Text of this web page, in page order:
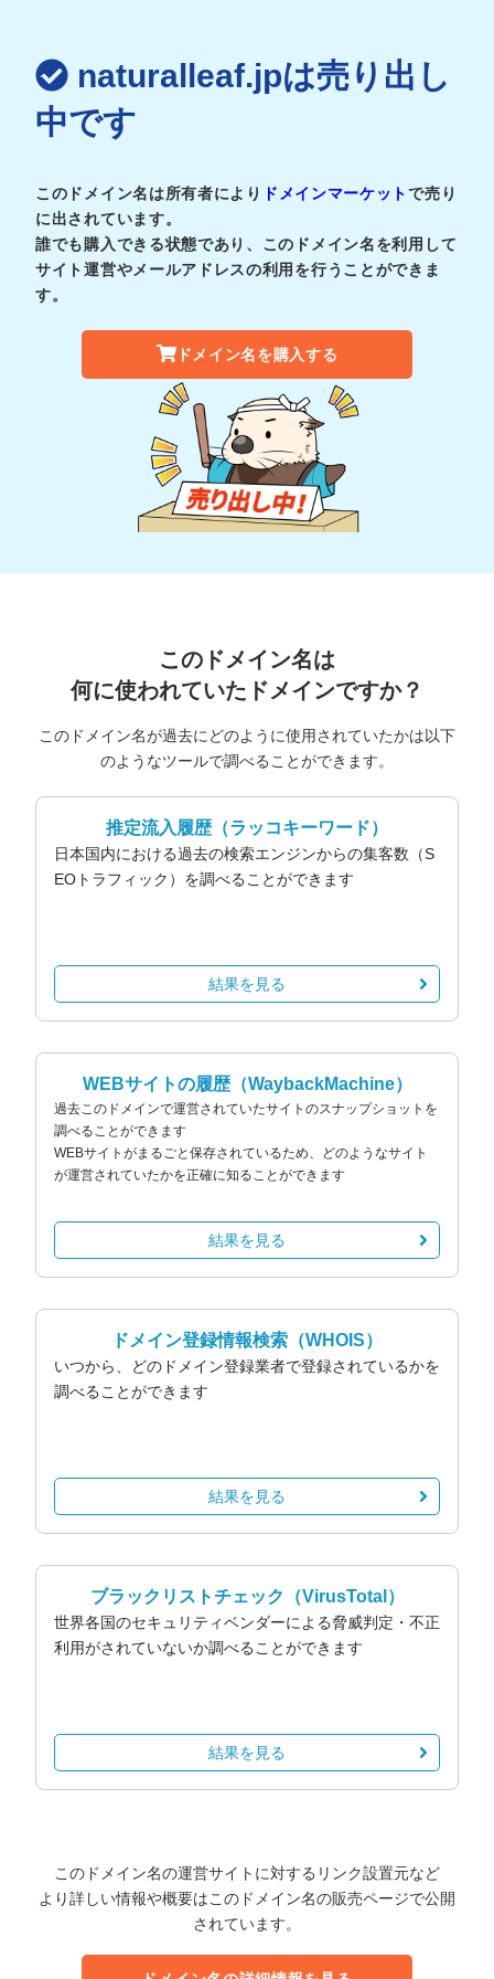
naturalleaf.jpは売り出し
中です
このドメイン名は所有者により ドメインマーケットで売り
に出されています。
誰でも購入できる状態であり、このドメイン名を利用して
サイト運営やメールアドレスの利用を行うことができま
す。
ドメイン名を購入する
このドメイン名は
何に使われていたドメインですか？
このドメイン名が過去にどのように使用されていたかは以下
のようなツールで調べることができます。
推定流入履歴（ラッコキーワード）
日本国内における過去の検索エンジンからの集客数（S
EOトラフィック）を調べることができます
結果を見る
WEBサイトの履歴（WaybackMachine）
過去このドメインで運営されていたサイトのスナップショットを
調べることができます
WEBサイトがまるごと保存されているため、どのようなサイト
が運営されていたかを正確に知ることができます
結果を見る
ドメイン登録情報検索 （WHOIS）
いつから、どのドメイン登録業者で登録されているかを
調べることができます
結果を見る
ブラックリストチェック （VirusTotal）
世界各国のセキュリティベンダーによる脅威判定・不正
利用がされていないか調べることができます
結果を見る
このドメイン名の運営サイトに対するリンク設置元など
より詳しい情報や概要はこのドメイン名の販売ページで公開
されています。